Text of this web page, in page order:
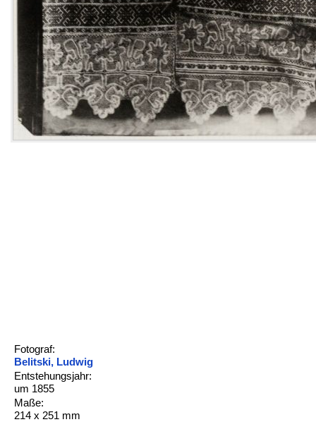
Fotograf:
Belitski, Ludwig
Entstehungsjahr:
um 1855
Maße:
214 x 251 mm